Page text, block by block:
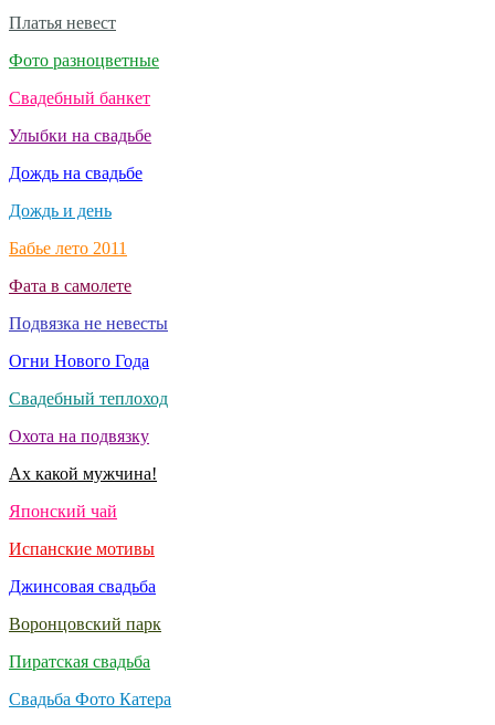
Платья невест
Фото разноцветные
Свадебный банкет
Улыбки на свадьбе
Дождь на свадьбе
Дождь и день
Бабье лето 2011
Фата в самолете
Подвязка не невесты
Огни Нового Года
Свадебный теплоход
Охота на подвязку
Ах какой мужчина!
Японский чай
Испанские мотивы
Джинсовая свадьба
Воронцовский парк
Пиратская свадьба
Свадьба Фото Катера